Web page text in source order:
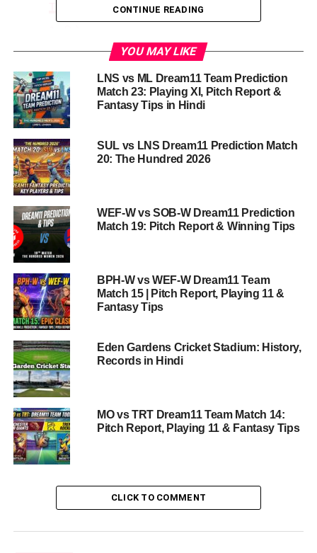
T20 Blast 2026
LAN vs DER Pitch Report
मौसम रिपोर्ट
LAN vs DER Head to Head
संभावित Playing XI
Lancashire
बल्लेबाज
गेंदबाज
कप्तान (Captain) विकल्प
Fantasy Tips
मैच प्रेडिक्शन
संभावित Dream11 Small League Team
FAQ
LAN vs DER पिच बल्लेबाजों के लिए कैसी है?
LAN vs DER मैच का फेवरेट कौन है?
CONTINUE READING
YOU MAY LIKE
LNS vs ML Dream11 Team Prediction
Match 23: Playing XI, Pitch Report &
Fantasy Tips in Hindi
SUL vs LNS Dream11 Prediction Match
20: The Hundred 2026
WEF-W vs SOB-W Dream11 Prediction
Match 19: Pitch Report & Winning Tips
BPH-W vs WEF-W Dream11 Team
Match 15 | Pitch Report, Playing 11 &
Fantasy Tips
Eden Gardens Cricket Stadium: History,
Records in Hindi
MO vs TRT Dream11 Team Match 14:
Pitch Report, Playing 11 & Fantasy Tips
CLICK TO COMMENT